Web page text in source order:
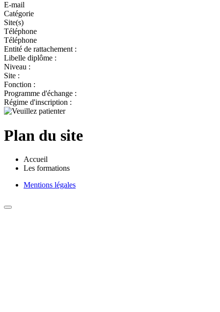
E-mail
Catégorie
Site(s)
Téléphone
Téléphone
Entité de rattachement :
Libelle diplôme :
Niveau :
Site :
Fonction :
Programme d'échange :
Régime d'inscription :
Plan du site
Accueil
Les formations
Mentions légales